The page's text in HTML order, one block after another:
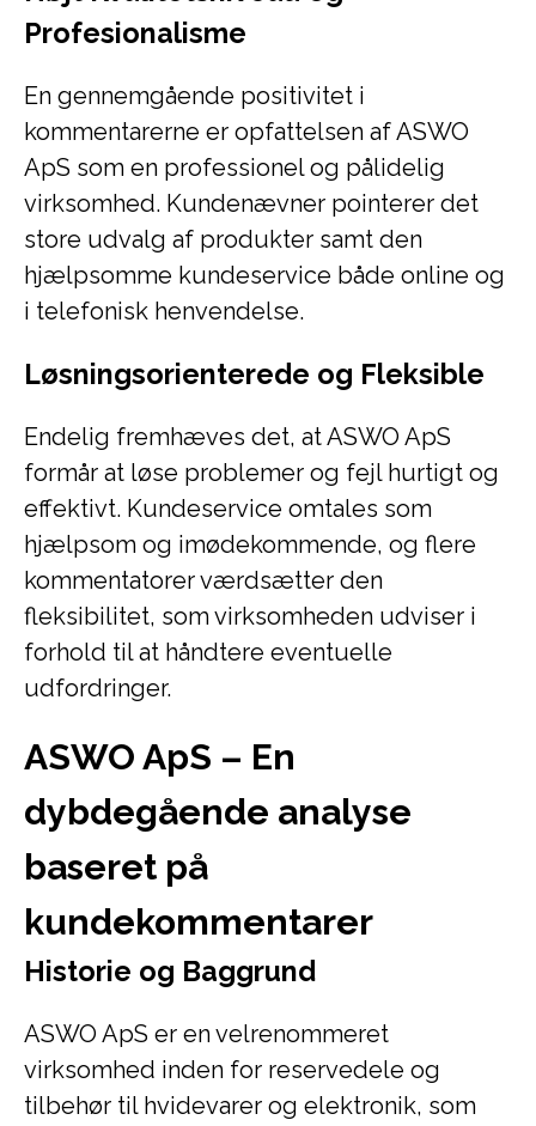
Profesionalisme
En gennemgående positivitet i
kommentarerne er opfattelsen af ASWO
ApS som en professionel og pålidelig
virksomhed. Kundenævner pointerer det
store udvalg af produkter samt den
hjælpsomme kundeservice både online og
i telefonisk henvendelse.
Løsningsorienterede og Fleksible
Endelig fremhæves det, at ASWO ApS
formår at løse problemer og fejl hurtigt og
effektivt. Kundeservice omtales som
hjælpsom og imødekommende, og flere
kommentatorer værdsætter den
fleksibilitet, som virksomheden udviser i
forhold til at håndtere eventuelle
udfordringer.
ASWO ApS – En
dybdegående analyse
baseret på
kundekommentarer
Historie og Baggrund
ASWO ApS er en velrenommeret
virksomhed inden for reservedele og
tilbehør til hvidevarer og elektronik, som